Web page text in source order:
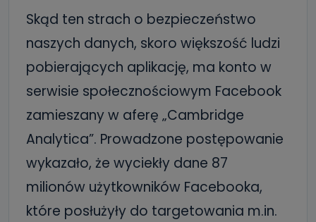
Skąd ten strach o bezpieczeństwo
naszych danych, skoro większość ludzi
pobierających aplikację, ma konto w
serwisie społecznościowym Facebook
zamieszany w aferę „Cambridge
Analytica”. Prowadzone postępowanie
wykazało, że wyciekły dane 87
milionów użytkowników Facebooka,
które posłużyły do targetowania m.in.